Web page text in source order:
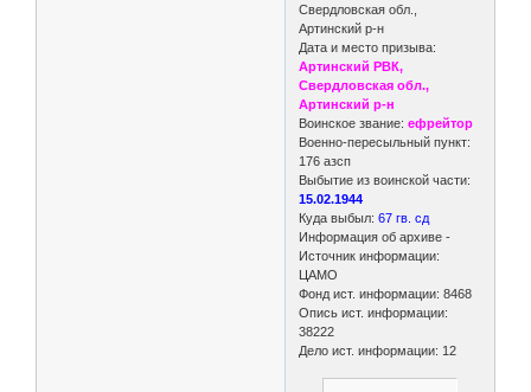
Свердловская обл.,
Артинский р-н
Дата и место призыва:
Артинский РВК,
Свердловская обл.,
Артинский р-н
Воинское звание: ефрейтор
Военно-пересыльный пункт:
176 азсп
Выбытие из воинской части:
15.02.1944
Куда выбыл: 67 гв. сд
Информация об архиве -
Источник информации:
ЦАМО
Фонд ист. информации: 8468
Опись ист. информации:
38222
Дело ист. информации: 12